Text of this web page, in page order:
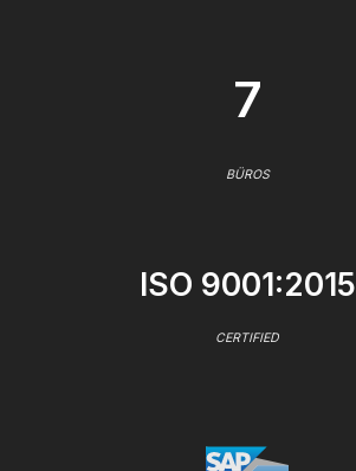
7
BÜROS
ISO 9001:2015
CERTIFIED